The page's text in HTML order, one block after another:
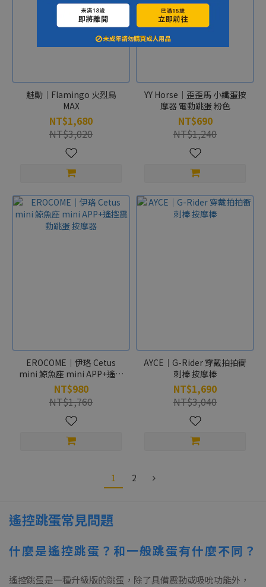
魅動｜Flamingo 火烈鳥
MAX
NT$1,680
NT$3,020
YY Horse｜歪歪馬 小纖蛋按
摩器 電動跳蛋 粉色
NT$690
NT$1,240
EROCOME｜伊珞 Cetus
mini 鯨魚座 mini APP+遙控
震動跳蛋 按摩器
NT$980
NT$1,760
AYCE｜G-Rider 穿戴拍拍衝
刺棒 按摩棒
NT$1,690
NT$3,040
1 2
遙控跳蛋常見問題
什麼是遙控跳蛋？和一般跳蛋有什麼不同？
遙控跳蛋是一種升級版的跳蛋，除了具備震動或吸吮功能外，